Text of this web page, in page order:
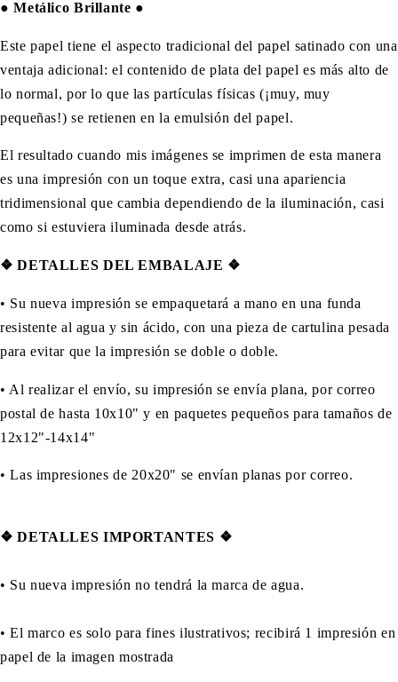
●Metálico Brillante ●
Este papel tiene el aspecto tradicional del papel satinado con una
ventaja adicional: el contenido de plata del papel es más alto de
lo normal, por lo que las partículas físicas (¡muy, muy
pequeñas!) se retienen en la emulsión del papel.
El resultado cuando mis imágenes se imprimen de esta manera
es una impresión con un toque extra, casi una apariencia
tridimensional que cambia dependiendo de la iluminación, casi
como si estuviera iluminada desde atrás.
❖ DETALLES DEL EMBALAJE ❖
• Su nueva impresión se empaquetará a mano en una funda
resistente al agua y sin ácido, con una pieza de cartulina pesada
para evitar que la impresión se doble o doble.
• Al realizar el envío, su impresión se envía plana, por correo
postal de hasta 10x10" y en paquetes pequeños para tamaños de
12x12"-14x14"
• Las impresiones de 20x20" se envían planas por correo.
❖ DETALLES IMPORTANTES ❖
• Su nueva impresión no tendrá la marca de agua.
• El marco es solo para fines ilustrativos; recibirá 1 impresión en
papel de la imagen mostrada